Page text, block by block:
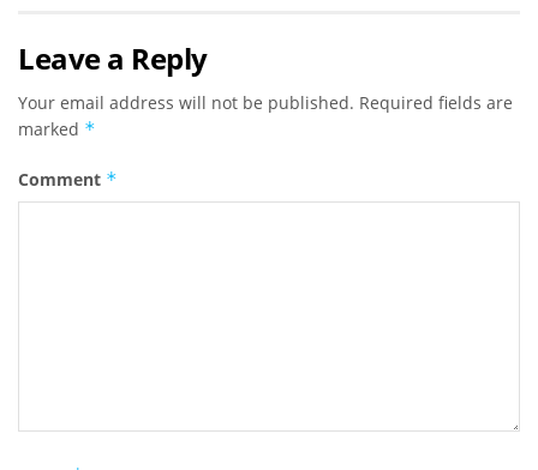
Leave a Reply
Your email address will not be published. Required fields are
marked *
Comment *